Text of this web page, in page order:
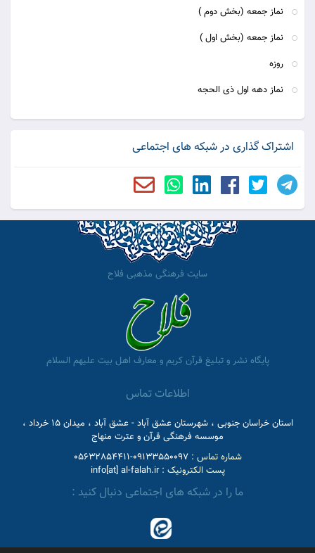
نماز جمعه (بخش دوم )
نماز جمعه (بخش اول )
روزه
نماز دهه اول ذی الحجه
اشتراک گذاری در شبکه های اجتماعی
سایت فرهنگی مذهبی فلاح
پایگاه نشر و تبلیغ قرآن کریم و معارف اهل بیت علیهم السلام
اطلاعات تماس
استان خراسان جنوبی ، شهرستان عشق آباد - عشق آباد ، میدان 15 خرداد ،
موسسه فرهنگی قرآن و عترت منهاج
شماره تماس :09133550097-05632854411
پست الکترونیک :info[at] al-falah.ir
ما را در شبکه های اجتماعی دنبال کنید :